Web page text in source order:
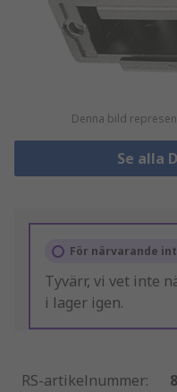
Denna bild
Se alla
För närvarande
Tyvärr, vi vet inte
i lager igen.
RS-artikelnummer: